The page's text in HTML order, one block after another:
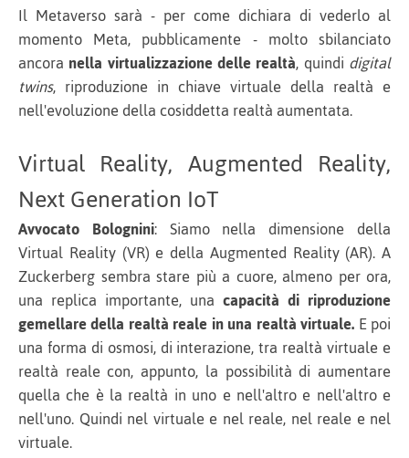
Il Metaverso sarà - per come dichiara di vederlo al
momento Meta, pubblicamente - molto sbilanciato
ancora nella virtualizzazione delle realtà, quindi digital
twins, riproduzione in chiave virtuale della realtà e
nell'evoluzione della cosiddetta realtà aumentata.
Virtual Reality, Augmented Reality,
Next Generation IoT
Avvocato Bolognini: Siamo nella dimensione della
Virtual Reality (VR) e della Augmented Reality (AR). A
Zuckerberg sembra stare più a cuore, almeno per ora,
una replica importante, una capacità di riproduzione
gemellare della realtà reale in una realtà virtuale.E poi
una forma di osmosi, di interazione, tra realtà virtuale e
realtà reale con, appunto, la possibilità di aumentare
quella che è la realtà in uno e nell'altro e nell'altro e
nell'uno. Quindi nel virtuale e nel reale, nel reale e nel
virtuale.